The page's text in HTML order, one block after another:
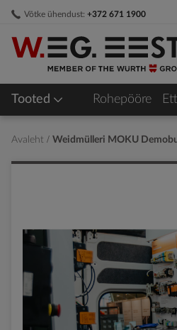
Võtke ühendust: +372 671 1900
Skip
Content
Tooted Rohepööre
Avaleht Weidmülleri MOKU